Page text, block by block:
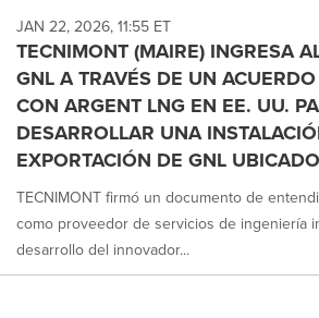
JAN 22, 2026, 11:55 ET
TECNIMONT (MAIRE) INGRESA
GNL A TRAVÉS DE UN
CON ARGENT LNG EN EE. UU.
DESARROLLAR UNA
EXPORTACIÓN DE GNL
TECNIMONT firmó un documento de
como proveedor de servicios de ingeniería
desarrollo del innovador...